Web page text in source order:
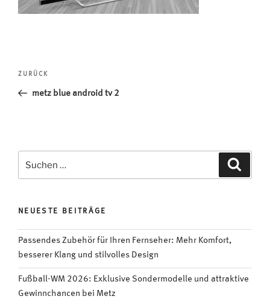
Beitragsnavigation
Vorheriger
Beitrag
ZURÜCK
metz blue android tv 2
nach:
NEUESTE BEITRÄGE
Passendes Zubehör für Ihren Fernseher: Mehr Komfort,
besserer Klang und stilvolles Design
Fußball-WM 2026: Exklusive Sondermodelle und attraktive
Gewinnchancen bei Metz